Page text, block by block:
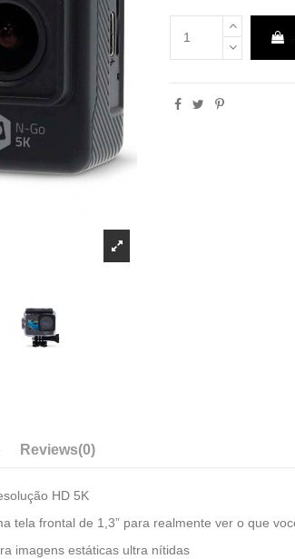
Reviews(0)
HD 5K
tela frontal de 1,3” para realmente ver o que
imagens estáticas ultra nítidas